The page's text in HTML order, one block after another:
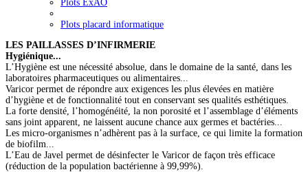
Plots ExAO
Plots placard informatique
LES PAILLASSES D’INFIRMERIE
Hygiénique...
L’Hygiène est une nécessité absolue, dans le domaine de la santé, dans les
laboratoires pharmaceutiques ou alimentaires...
Varicor permet de répondre aux exigences les plus élevées en matière
d’hygiène et de fonctionnalité tout en conservant ses qualités esthétiques.
La forte densité, l’homogénéité, la non porosité et l’assemblage d’éléments
sans joint apparent, ne laissent aucune chance aux germes et bactéries...
Les micro-organismes n’adhèrent pas à la surface, ce qui limite la formation
de biofilm...
L’Eau de Javel permet de désinfecter le Varicor de façon très efficace
(réduction de la population bactérienne à 99,99%).